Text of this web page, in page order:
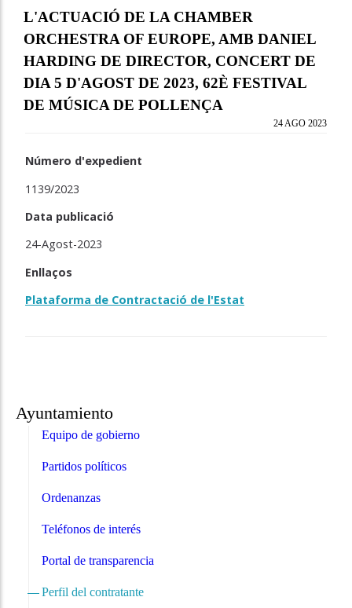
L'ACTUACIÓ DE LA CHAMBER
ORCHESTRA OF EUROPE, AMB DANIEL
HARDING DE DIRECTOR, CONCERT DE
DIA 5 D'AGOST DE 2023, 62È FESTIVAL
DE MÚSICA DE POLLENÇA
Ayuntamiento
Equipo de gobierno
Partidos políticos
Ordenanzas
Teléfonos de interés
Portal de transparencia
Perfil del contratante
24 AGO 2023
Número d'expedient
1139/2023
Data publicació
24-Agost-2023
Enllaços
Plataforma de Contractació de l'Estat